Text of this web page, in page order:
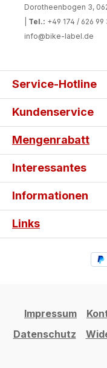
Dorotheenbogen 3,
Tel.: +49 174 / 626 99
info@bike-label.de
Service-Hotline
Kundenservice
Mengenrabatt
Interessantes
Informationen
Links
Impressum
Datenschutz